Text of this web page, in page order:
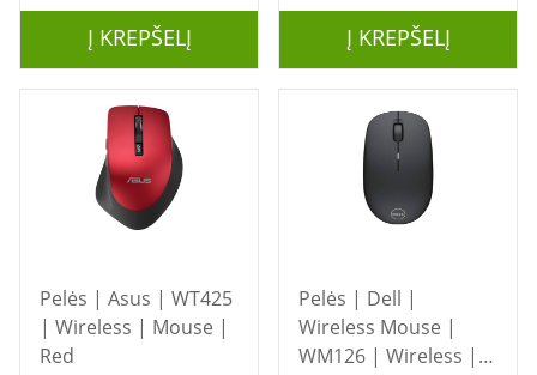
Į KREPŠELĮ Į KREPŠELĮ
Pelės | Asus | WT425
| Wireless | Mouse |
Red
Pelės | Dell |
Wireless Mouse |
WM126 | Wireless |